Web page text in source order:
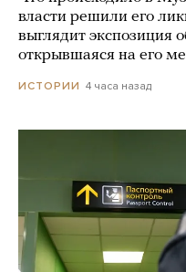
власти решили его
выглядит экспозиция
открывшаяся на его
ИСТОРИИ 4 часа назад